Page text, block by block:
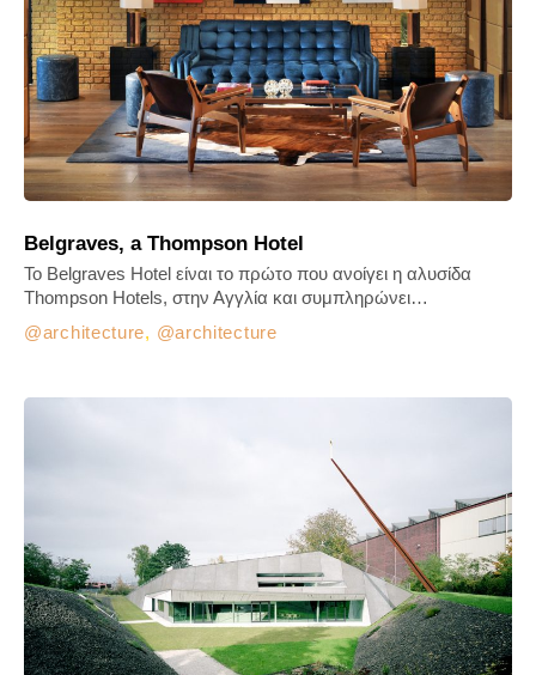
Belgraves, a Thompson Hotel
architecture, architecture
Το Belgraves Hotel είναι το πρώτο που ανοίγει η αλυσίδα
Thompson Hotels, στην Αγγλία και συμπληρώνει…